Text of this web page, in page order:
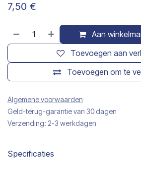
7,50 €
Aan
Toevoegen om te
Toevoegen aan
Algemene voorwaarden
Geld-terug-garantie van 30 dagen
Verzending: 2-3 werkdagen
Specificaties